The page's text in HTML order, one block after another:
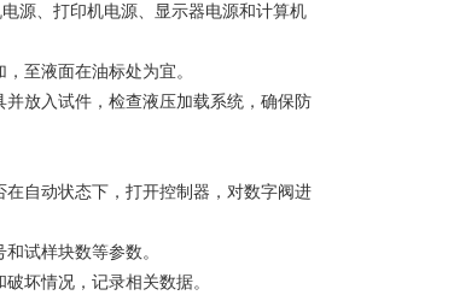
源、打印机电源、显示器电源和计算机
至液面在油标处为宜。
放入试件，检查液压加载系统，确保防
自动状态下，打开控制器，对数字阀进
试样块数等参数。
坏情况，记录相关数据。